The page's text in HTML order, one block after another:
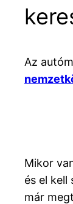
Az
Mikor
és el kell
már